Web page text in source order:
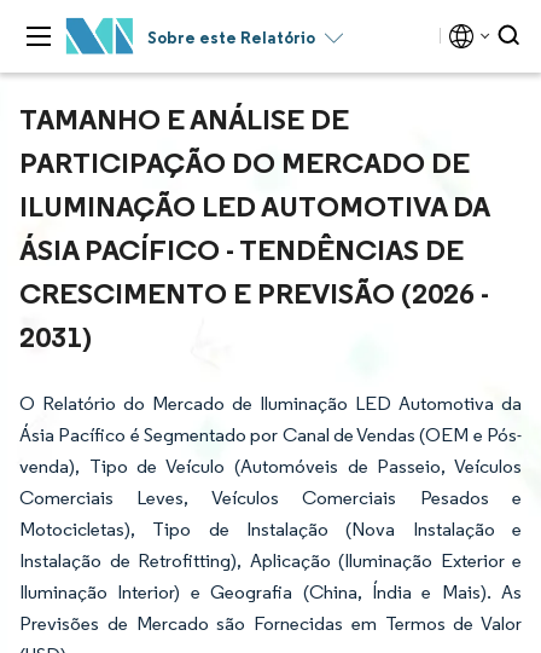
Sobre este Relatório
TAMANHO E ANÁLISE DE
PARTICIPAÇÃO DO MERCADO DE
ILUMINAÇÃO LED AUTOMOTIVA DA
ÁSIA PACÍFICO - TENDÊNCIAS DE
CRESCIMENTO E PREVISÃO (2026 -
2031)
O Relatório do Mercado de Iluminação LED Automotiva da
Ásia Pacífico é Segmentado por Canal de Vendas (OEM e Pós-
venda), Tipo de Veículo (Automóveis de Passeio, Veículos
Comerciais Leves, Veículos Comerciais Pesados e
Motocicletas), Tipo de Instalação (Nova Instalação e
Instalação de Retrofitting), Aplicação (Iluminação Exterior e
Iluminação Interior) e Geografia (China, Índia e Mais). As
Previsões de Mercado são Fornecidas em Termos de Valor